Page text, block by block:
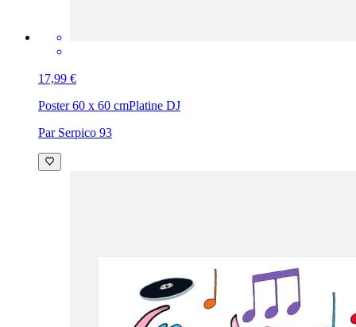
17,99 €
Poster 60 x 60 cmPlatine DJ
Par Serpico 93